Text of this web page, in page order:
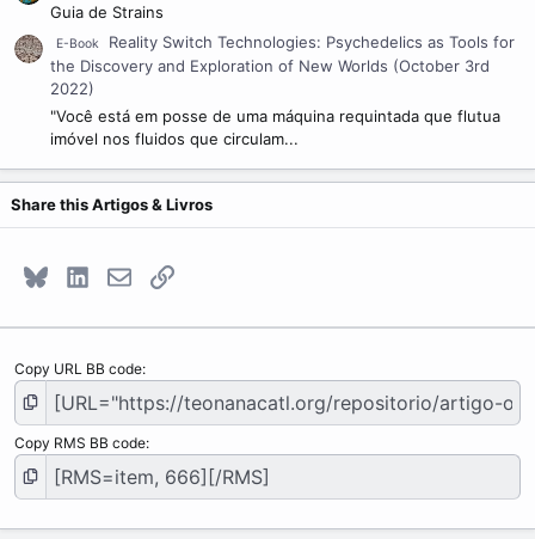
Guia de Strains
E-Book
Reality Switch Technologies: Psychedelics as Tools for
the Discovery and Exploration of New Worlds (October 3rd
2022)
"Você está em posse de uma máquina requintada que flutua
imóvel nos fluidos que circulam...
Share this Artigos & Livros
Bluesky LinkedInE-mailLink
Copy URL BB code
Copy RMS BB code